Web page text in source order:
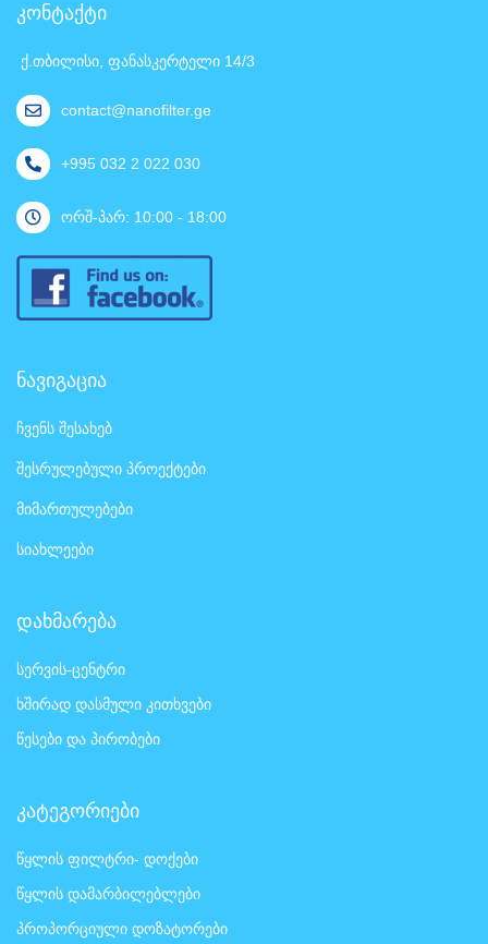
კონტაქტი
ქ.თბილისი, ფანასკერტელი 14/3
contact@nanofilter.ge
+995 032 2 022 030
ორშ-პარ: 10:00 - 18:00
ნავიგაცია
ჩვენს შესახებ
შესრულებული პროექტები
მიმართულებები
სიახლეები
დახმარება
სერვის-ცენტრი
ხშირად დასმული კითხვები
წესები და პირობები
კატეგორიები
წყლის ფილტრი- დოქები
წყლის დამარბილებლები
პროპორციული დოზატორები